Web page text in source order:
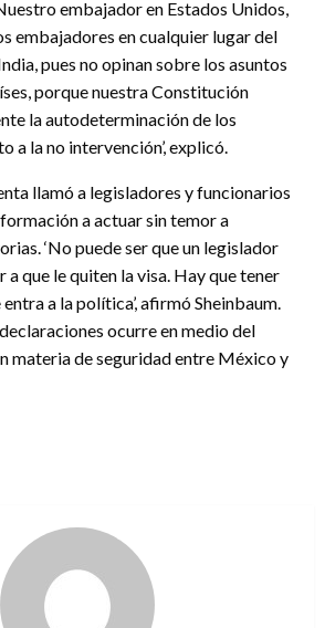
embajador en Estados Unidos,
embajadores en cualquier lugar del
pues no opinan sobre los asuntos
porque nuestra Constitución
la autodeterminación de los
a la no intervención’, explicó.
llamó a legisladores y funcionarios
a actuar sin temor a
‘No puede ser que un legislador
que le quiten la visa. Hay que tener
a la política’, afirmó Sheinbaum.
ocurre en medio del
materia de seguridad entre México y